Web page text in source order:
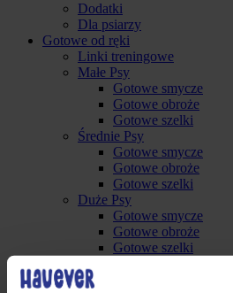
Dodatki
Dla psiarzy
Gotowe od ręki
Linki treningowe
Małe Psy
Gotowe smycze
Gotowe obroże
Gotowe szelki
Średnie Psy
Gotowe smycze
Gotowe obroże
Gotowe szelki
Duże Psy
Gotowe smycze
Gotowe obroże
Gotowe szelki
Małe psy